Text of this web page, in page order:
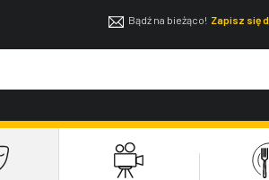
Bądź na bieżąco! Zapisz się